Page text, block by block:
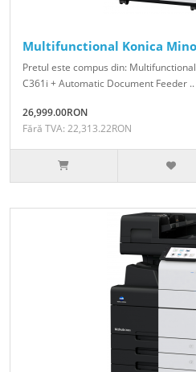
Multifunctional Konica
Pretul este compus din:
C361i + Automatic Document Feeder ..
26,999.00RON
Fără TVA: 22,313.22RON